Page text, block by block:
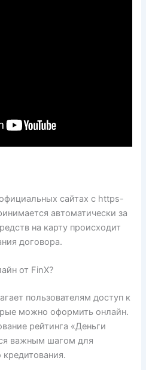
сайтах с https-
автоматически за
на карту происходит
договора.
от FinX?
пользователям доступ к
можно оформить онлайн.
рейтинга «Деньги
важным шагом для
кредитования.